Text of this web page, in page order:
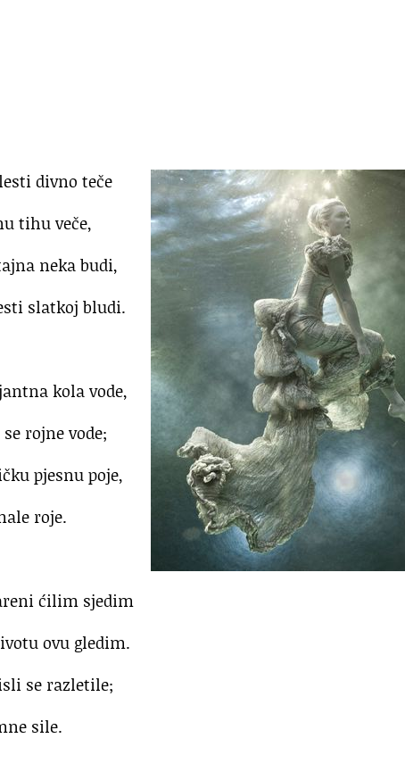
divno teče
tihu veče,
neka budi,
slatkoj bludi.
kola vode,
rojne vode;
pjesnu poje,
roje.
ćilim sjedim
ovu gledim.
se razletile;
sile.